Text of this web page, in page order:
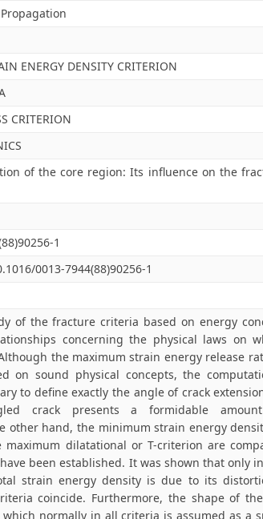
Propagation
ENERGY DENSITY CRITERION
CRITERION
of the core region: Its influence on the
1
0013-7944(88)90256-1
of the fracture criteria based on energy
concerning the physical laws on
the maximum strain energy release
on sound physical concepts, the
to define exactly the angle of crack
crack presents a formidable
other hand, the minimum strain energy
maximum dilatational or T-criterion are
been established. It was shown that only
strain energy density is due to its
coincide. Furthermore, the shape of
normally in all criteria is assumed as a